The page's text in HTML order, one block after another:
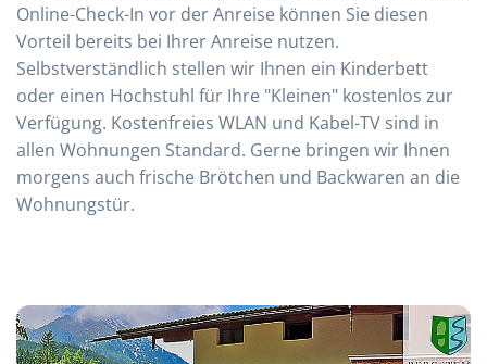
Online-Check-In vor der Anreise können Sie diesen
Vorteil bereits bei Ihrer Anreise nutzen.
Selbstverständlich stellen wir Ihnen ein Kinderbett
oder einen Hochstuhl für Ihre "Kleinen" kostenlos zur
Verfügung. Kostenfreies WLAN und Kabel-TV sind in
allen Wohnungen Standard. Gerne bringen wir Ihnen
morgens auch frische Brötchen und Backwaren an die
Wohnungstür.